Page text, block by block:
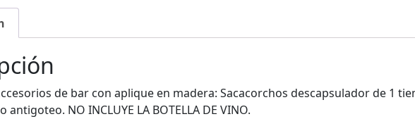
de bar con aplique en madera: Sacacorchos descapsulador de 1
antigoteo. NO INCLUYE LA BOTELLA DE VINO.